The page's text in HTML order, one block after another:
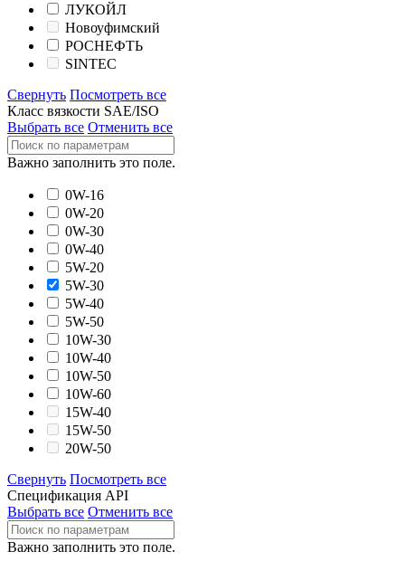
ЛУКОЙЛ
Новоуфимский
РОСНЕФТЬ
SINTEC
Свернуть Посмотреть все
Класс вязкости SAE/ISO
Выбрать все Отменить все
Важно заполнить это поле.
0W-16
0W-20
0W-30
0W-40
5W-20
5W-30
5W-40
5W-50
10W-30
10W-40
10W-50
10W-60
15W-40
15W-50
20W-50
Свернуть Посмотреть все
Спецификация API
Выбрать все Отменить все
Важно заполнить это поле.